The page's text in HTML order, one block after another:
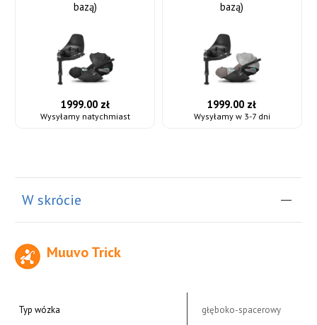
bazą)
1999.00 zł
Wysyłamy natychmiast
bazą)
1999.00 zł
Wysyłamy w 3-7 dni
W skrócie
Muuvo Trick
Typ wózka
głęboko-spacerowy